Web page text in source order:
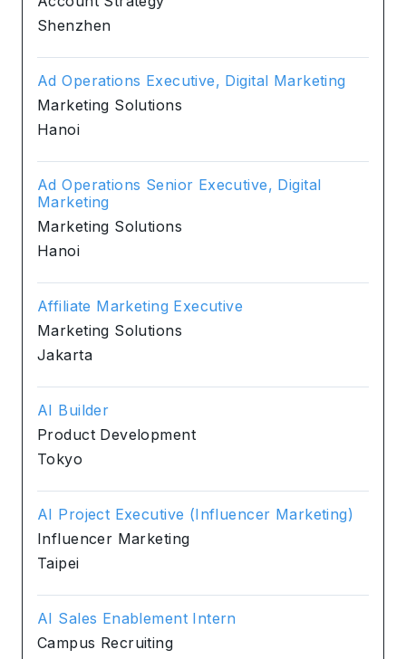
Shenzhen
Ad Operations Executive, Digital Marketing
Marketing Solutions
Hanoi
Ad Operations Senior Executive, Digital
Marketing
Marketing Solutions
Hanoi
Affiliate Marketing Executive
Marketing Solutions
Jakarta
AI Builder
Product Development
Tokyo
AI Project Executive (Influencer Marketing)
Influencer Marketing
Taipei
AI Sales Enablement Intern
Campus Recruiting